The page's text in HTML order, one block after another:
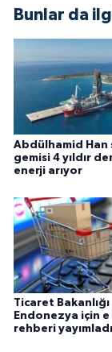
Bunlar da
Abdülhamid Han
gemisi 4 yıldır
enerji arıyor
Ticaret Bakanlığı
Endonezya için
rehberi yayımladı